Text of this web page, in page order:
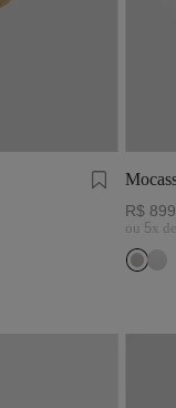
R$ 899
ou 5x de